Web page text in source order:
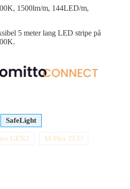
1500lm/m, 144LED/m,
5 meter lang LED stripe på
SafeLight
GEN2 M-Flex ECO